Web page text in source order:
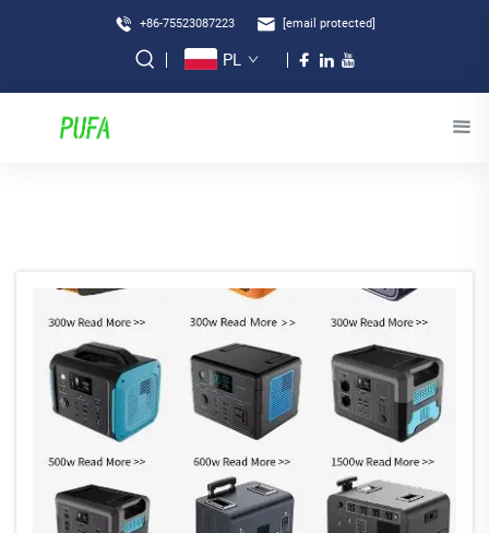
+86-75523087223 [email protected]
PL